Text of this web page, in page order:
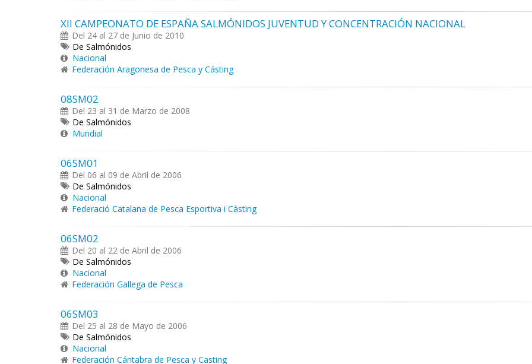
XII CAMPEONATO DE ESPAÑA SALMÓNIDOS JUVENTUD Y CONCENTRACIÓN NACIONAL
Del 24 al 27 de Junio de 2010
De Salmónidos
Nacional
Federación Aragonesa de Pesca y Cásting
08SM02
Del 23 al 31 de Marzo de 2008
De Salmónidos
Mundial
06SM01
Del 06 al 09 de Abril de 2006
De Salmónidos
Nacional
Federació Catalana de Pesca Esportiva i Càsting
06SM02
Del 20 al 22 de Abril de 2006
De Salmónidos
Nacional
Federación Gallega de Pesca
06SM03
Del 25 al 28 de Mayo de 2006
De Salmónidos
Nacional
Federación Cántabra de Pesca y Casting